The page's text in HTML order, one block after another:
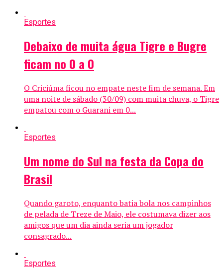
Esportes
Debaixo de muita água Tigre e Bugre
ficam no 0 a 0
O Criciúma ficou no empate neste fim de semana. Em
uma noite de sábado (30/09) com muita chuva, o Tigre
empatou com o Guarani em 0...
Esportes
Um nome do Sul na festa da Copa do
Brasil
Quando garoto, enquanto batia bola nos campinhos
de pelada de Treze de Maio, ele costumava dizer aos
amigos que um dia ainda seria um jogador
consagrado...
Esportes